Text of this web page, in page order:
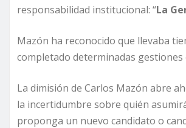
responsabilidad institucional: “La
Mazón ha reconocido que llevaba
completado determinadas
La dimisión de Carlos Mazón abre
la incertidumbre sobre quién
proponga un nuevo candidato o